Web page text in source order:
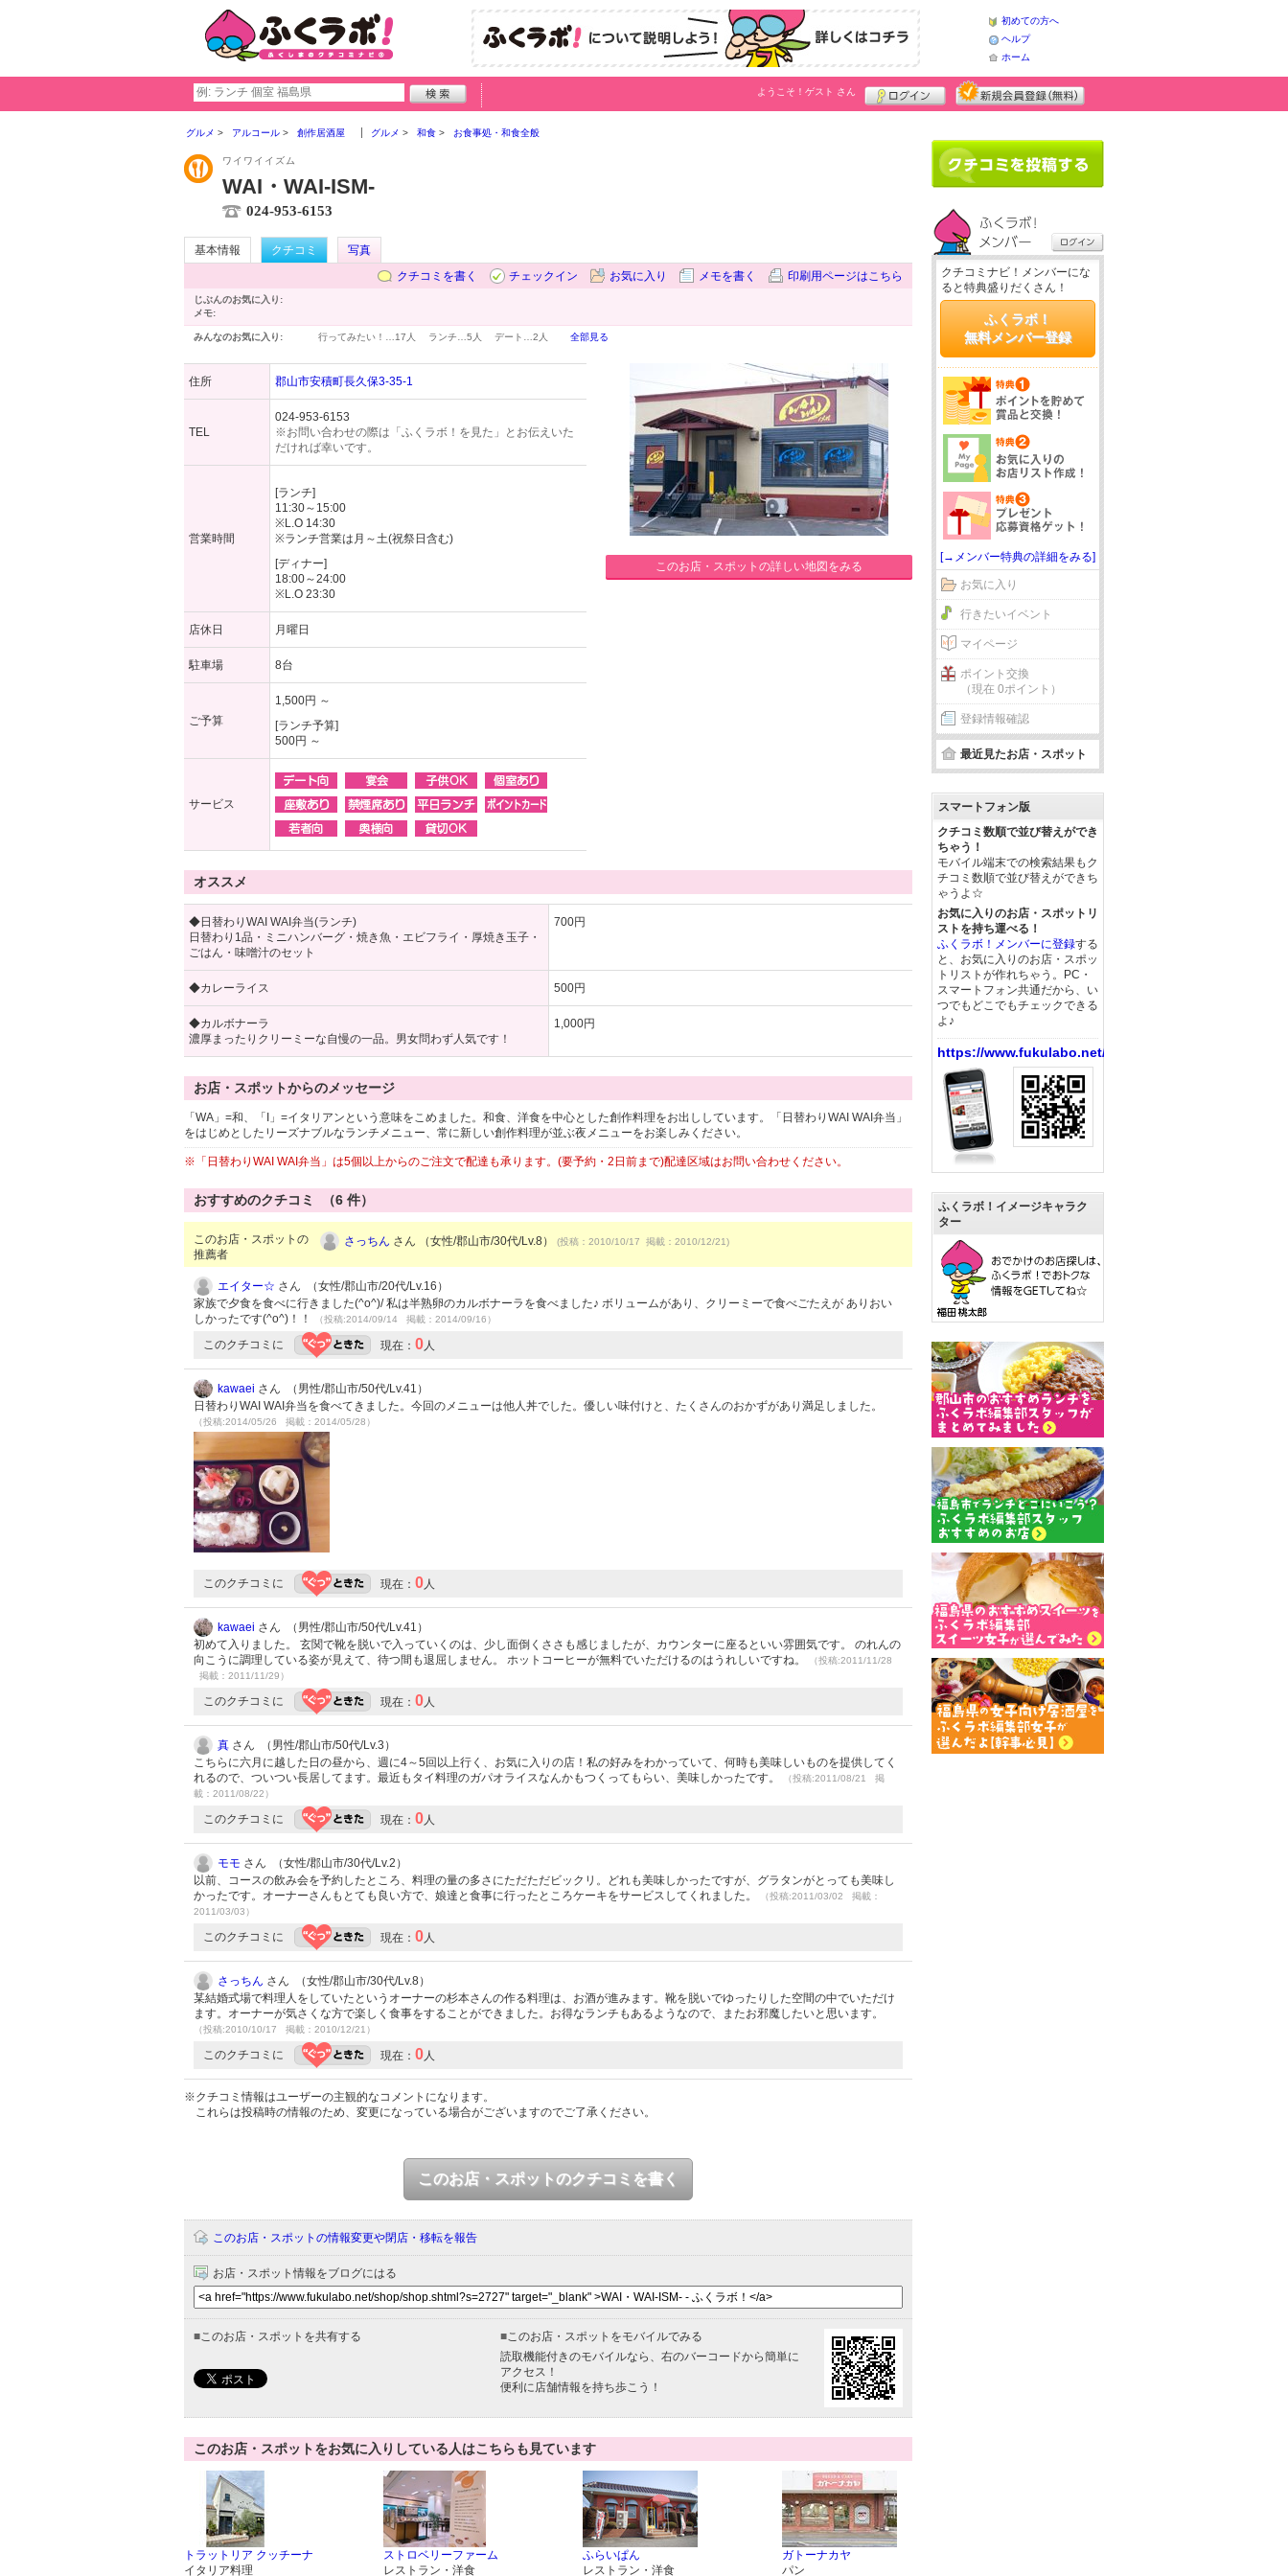
初めての方へ
ヘルプ
ホーム
ようこそ！ ゲスト さん
グルメ アルコール 創作居酒屋 グルメ 和食 お食事処・和食全般
ワイワイイズム
WAI・WAI-ISM-
024-953-6153
基本情報 クチコミ
写真
クチコミを書く
チェックイン お気に入り メモを書く 印刷用ページはこちら
じぶんのお気に入り:
メモ:
みんなのお気に入り: 行ってみたい！… 17人 ランチ… 5人 デート… 2人 全部見る
住所 郡山市安積町長久保3-35-1
TEL
024-953-6153
※お問い合わせの際は「ふくラボ！を見た」とお伝えいた
だければ幸いです。
営業時間
[ランチ]
11:30～15:00
※L.O 14:30
※ランチ営業は月～土(祝祭日含む)
[ディナー]
18:00～24:00
※L.O 23:30
店休日 月曜日
駐車場 8台
ご予算
1,500円 ～
[ランチ予算]
500円 ～
サービス
このお店・スポットの詳しい地図をみる
オススメ
◆日替わりWAI WAI弁当(ランチ)
日替わり1品・ミニハンバーグ・焼き魚・エビフライ・厚焼き玉子・
ごはん・味噌汁のセット
700円
◆カレーライス 500円
◆カルボナーラ
濃厚まったりクリーミーな自慢の一品。男女問わず人気です！
1,000円
お店・スポットからのメッセージ
「WA」=和、「I」=イタリアンという意味をこめました。和食、洋食を中心とした創作料理をお出ししています。「日替わりWAI WAI弁当」
をはじめとしたリーズナブルなランチメニュー、常に新しい創作料理が並ぶ夜メニューをお楽しみください。
※「日替わりWAI WAI弁当」は5個以上からのご注文で配達も承ります。(要予約・2日前まで)配達区域はお問い合わせください。
おすすめのクチコミ （6 件）
このお店・スポットの
推薦者
さっちん さん （女性/郡山市/30代/Lv.8） (投稿：2010/10/17 掲載：2010/12/21)
エイター☆ さん （女性/郡山市/20代/Lv.16）
家族で夕食を食べに行きました(^o^)/ 私は半熟卵のカルボナーラを食べました♪ ボリュームがあり、クリーミーで食べごたえが ありおい
しかったです(^o^)！！
（投稿:2014/09/14 掲載：2014/09/16）
このクチコミに 現在： 0人
kawaei さん （男性/郡山市/50代/Lv.41）
日替わりWAI WAI弁当を食べてきました。今回のメニューは他人丼でした。優しい味付けと、たくさんのおかずがあり満足しました。
（投稿:2014/05/26 掲載：2014/05/28）
このクチコミに 現在： 0人
kawaei さん （男性/郡山市/50代/Lv.41）
初めて入りました。 玄関で靴を脱いで入っていくのは、少し面倒くささも感じましたが、カウンターに座るといい雰囲気です。 のれんの
向こうに調理している姿が見えて、待つ間も退屈しません。 ホットコーヒーが無料でいただけるのはうれしいですね。
（投稿:2011/11/28
掲載：2011/11/29）
このクチコミに 現在： 0人
真 さん （男性/郡山市/50代/Lv.3）
こちらに六月に越した日の昼から、週に4～5回以上行く、お気に入りの店！私の好みをわかっていて、何時も美味しいものを提供してく
れるので、ついつい長居してます。最近もタイ料理のガパオライスなんかもつくってもらい、美味しかったです。
（投稿:2011/08/21 掲
載：2011/08/22）
このクチコミに 現在： 0人
モモ さん （女性/郡山市/30代/Lv.2）
以前、コースの飲み会を予約したところ、料理の量の多さにただただビックリ。どれも美味しかったですが、グラタンがとっても美味し
かったです。オーナーさんもとても良い方で、娘達と食事に行ったところケーキをサービスしてくれました。
（投稿:2011/03/02 掲載：
2011/03/03）
このクチコミに 現在： 0人
さっちん さん （女性/郡山市/30代/Lv.8）
某結婚式場で料理人をしていたというオーナーの杉本さんの作る料理は、お酒が進みます。靴を脱いでゆったりした空間の中でいただけ
ます。オーナーが気さくな方で楽しく食事をすることができました。お得なランチもあるようなので、またお邪魔したいと思います。
（投稿:2010/10/17 掲載：2010/12/21）
このクチコミに 現在： 0人
※クチコミ情報はユーザーの主観的なコメントになります。
これらは投稿時の情報のため、変更になっている場合がございますのでご了承ください。
このお店・スポットのクチコミを書く
このお店・スポットの情報変更や閉店・移転を報告
お店・スポット情報をブログにはる
■このお店・スポットを共有する ■このお店・スポットをモバイルでみる
読取機能付きのモバイルなら、右のバーコードから簡単に
アクセス！
便利に店舗情報を持ち歩こう！
このお店・スポットをお気に入りしている人はこちらも見ています
トラットリア クッチーナ
イタリア料理
ストロベリーファーム
レストラン・洋食
ふらいぱん
レストラン・洋食
ガトーナカヤ
パン
クチコミナビ！メンバーにな
ると特典盛りだくさん！
ふくラボ！
無料メンバー登録
[→メンバー特典の詳細をみる]
お気に入り
行きたいイベント
マイページ
ポイント交換
（現在 0ポイント）
登録情報確認
最近見たお店・スポット
スマートフォン版
クチコミ数順で並び替えができ
ちゃう！
モバイル端末での検索結果もク
チコミ数順で並び替えができち
ゃうよ☆
お気に入りのお店・スポットリ
ストを持ち運べる！
ふくラボ！メンバーに登録する
と、お気に入りのお店・スポッ
トリストが作れちゃう。PC・
スマートフォン共通だから、い
つでもどこでもチェックできる
よ♪
https://www.fukulabo.net/
ふくラボ！イメージキャラク
ター